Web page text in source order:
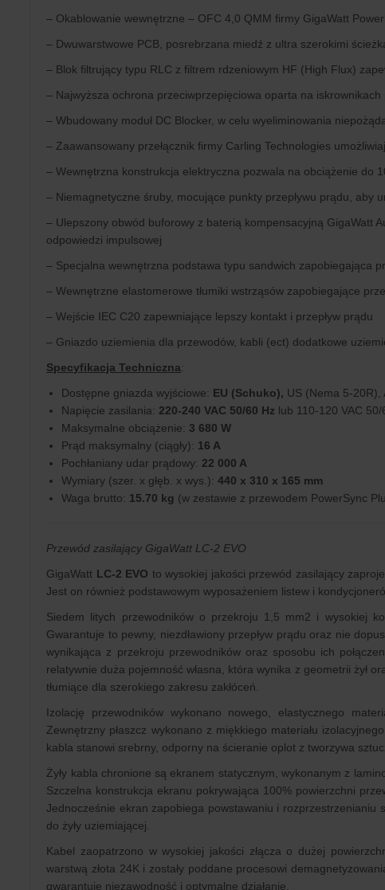
– Okablowanie wewnętrzne – OFC 4,0 QMM firmy GigaWatt
– Dwuwarstwowe PCB, posrebrzana miedź z ultra szerokimi
– Blok filtrujący typu RLC z filtrem rdzeniowym HF (High Flux)
– Najwyższa ochrona przeciwprzepięciowa oparta na
– Wbudowany moduł DC Blocker, w celu wyeliminowania
– Zaawansowany przełącznik firmy Carling Technologies
– Wewnętrzna konstrukcja elektryczna pozwala na obciążenie do
– Niemagnetyczne śruby, mocujące punkty przepływu prądu, aby
– Ulepszony obwód buforowy z baterią kompensacyjną GigaWatt
odpowiedzi impulsowej
– Specjalna wewnętrzna podstawa typu sandwich zapobiegająca
– Wewnętrzne elastomerowe tłumiki wstrząsów zapobiegające
– Wejście IEC C20 zapewniające lepszy kontakt i przepływ prądu
– Gniazdo uziemienia dla przewodów, kabli (ect) dodatkowe
Specyfikacja Techniczna:
Dostępne gniazda wyjściowe: EU (Schuko), US (Nema 5-20R),
Napięcie zasilania: 220-240 VAC 50/60 Hz lub 110-120 VAC 50/
Maksymalne obciążenie: 3 680 W
Prąd maksymalny (ciągły): 16 A
Pochłaniany udar prądowy: 22 000 A
Wymiary (szer. x głęb. x wys.): 440 x 310 x 165 mm
Waga brutto: 15.70 kg (w zestawie z przewodem PowerSync
Przewód zasilający GigaWatt LC-2 EVO
GigaWatt LC-2 EVO to wysokiej jakości przewód zasilający
Jest on również podstawowym wyposażeniem listew i
Siedem litych przewodników o przekroju 1,5 mm2 i wysokiej
Gwarantuje to pewny, niezdławiony przepływ prądu oraz nie
wynikająca z przekroju przewodników oraz sposobu ich
relatywnie duża pojemność własna, która wynika z geometrii żył
tłumiące dla szerokiego zakresu zakłóceń.
Izolację przewodników wykonano nowego, elastycznego
Zewnętrzny płaszcz wykonano z miękkiego materiału
kabla stanowi srebrny, odporny na ścieranie oplot z tworzywa
Żyły kabla chronione są ekranem statycznym, wykonanym z
Szczelna konstrukcja ekranu pokrywająca 100% powierzchni
Jednocześnie ekran zapobiega powstawaniu i rozprzestrzenianiu
do żyły uziemiającej.
Kabel zaopatrzono w wysokiej jakości złącza o dużej
warstwą złota 24K i zostały poddane procesowi
gwarantuje niezawodność i optymalne działanie.